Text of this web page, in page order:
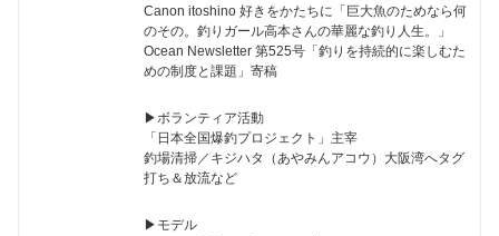
Canon itoshino 好きをかたちに「巨大魚のためなら何
のその。釣りガール高本さんの華麗な釣り人生。」
Ocean Newsletter 第525号「釣りを持続的に楽しむた
めの制度と課題」寄稿
▶︎ボランティア活動
「日本全国爆釣プロジェクト」主宰
釣場清掃／キジハタ（あやみんアコウ）大阪湾へタグ
打ち＆放流など
▶︎モデル